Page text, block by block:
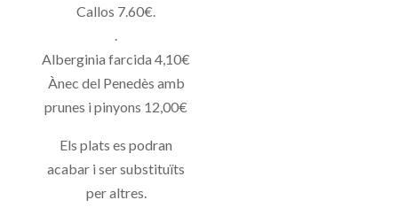
Callos 7.60€.
.
Alberginia farcida 4,10€
Ànec del Penedès amb
prunes i pinyons 12,00€
Els plats es podran
acabar i ser substituïts
per altres.